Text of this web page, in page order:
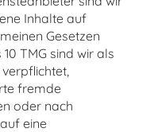
Inhalte auf
Gesetzen
TMG sind wir als
fremde
oder nach
eine